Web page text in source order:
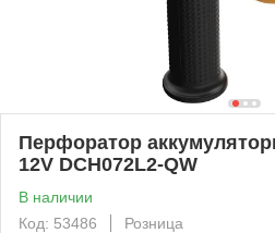
Перфоратор
12V DCH072L2-QW
В наличии
Код: 53486
Розница